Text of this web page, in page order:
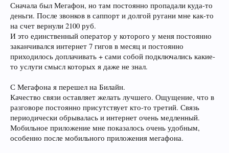
Сначала был Мегафон, но там постоянно пропадали куда-то
деньги. После звонков в саппорт и долгой ругани мне как-то
на счет вернули 2100 руб.
И это единственный оператор у которого у меня постоянно
заканчивался интернет 7 гигов в месяц и постоянно
приходилось доплачивать + сами собой подключались какие-
то услуги смысл которых я даже не знал.
С Мегафона я перешел на Билайн.
Качество связи оставляет желать лучшего. Ощущение, что в
разговоре постоянно присутствует кто-то третий. Связь
периодически обрывалась и интернет очень медленный.
Мобильное приложение мне показалось очень удобным,
особенно после мобильного приложения мегафона.